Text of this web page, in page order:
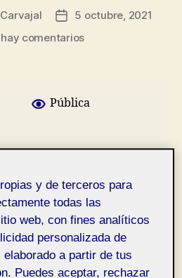
Fecha
de
5 octubre, 2021
hay comentariosen
Pública
el parque de cerca
sé de memoria.
a mi casa (Punto B) y
y de terceros para
todas las
web, con fines analíticos
personalizada de
a partir de tus
Puedes aceptar, rechazar